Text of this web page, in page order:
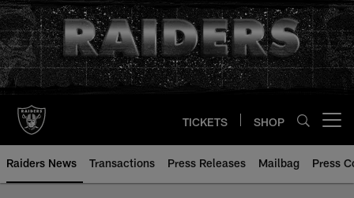
Skip
to
main
content
TICKETS SHOP
Raiders News Transactions Press Releases Mailbag Press